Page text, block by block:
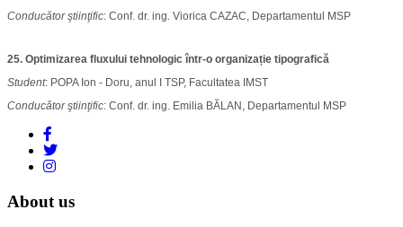
Conducător ştiinţific: Conf. dr. ing. Viorica CAZAC, Departamentul MSP
25. Optimizarea fluxului tehnologic într-o organizație tipografică
Student: POPA Ion - Doru, anul I TSP, Facultatea IMST
Conducător ştiinţific: Conf. dr. ing. Emilia BĂLAN, Departamentul MSP
About us